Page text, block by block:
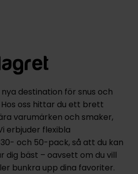
destination för snus och
oss hittar du ett brett
varumärken och smaker,
erbjuder flexibla
och 50-pack, så att du kan
dig bäst – oavsett om du vill
bunkra upp dina favoriter.